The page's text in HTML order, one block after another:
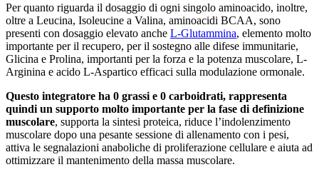
Per quanto riguarda il dosaggio di ogni singolo aminoacido, inoltre,
oltre a Leucina, Isoleucine a Valina, aminoacidi BCAA, sono
presenti con dosaggio elevato anche L-Glutammina, elemento molto
importante per il recupero, per il sostegno alle difese immunitarie,
Glicina e Prolina, importanti per la forza e la potenza muscolare, L-
Arginina e acido L-Aspartico efficaci sulla modulazione ormonale.
Questo integratore ha 0 grassi e 0 carboidrati, rappresenta
quindi un supporto molto importante per la fase di definizione
muscolare, supporta la sintesi proteica, riduce l’indolenzimento
muscolare dopo una pesante sessione di allenamento con i pesi,
attiva le segnalazioni anaboliche di proliferazione cellulare e aiuta ad
ottimizzare il mantenimento della massa muscolare.